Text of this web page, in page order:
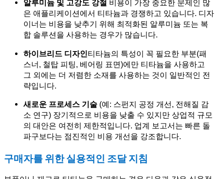
알루미늄 및 고강도 강철 비용이 가장 중요한 문제인 많
은 애플리케이션에서 티타늄과 경쟁하고 있습니다. 디자
이너는 비용을 낮추기 위해 최적화된 알루미늄 또는 복
합 솔루션을 사용하는 경우가 많습니다.
하이브리드 디자인티타늄의 특성이 꼭 필요한 부분(패
스너, 철탑 피팅, 베어링 표면)에만 티타늄을 사용하고
그 외에는 더 저렴한 소재를 사용하는 것이 일반적인 전
략입니다.
새로운 프로세스 기술 (예: 스펀지 공정 개선, 전해질 감
소 연구) 장기적으로 비용을 낮출 수 있지만 상업적 규모
의 대안은 여전히 제한적입니다. 업계 보고서는 빠른 돌
파구보다는 점진적인 비용 개선을 강조합니다.
구매자를 위한 실용적인 조달 지침